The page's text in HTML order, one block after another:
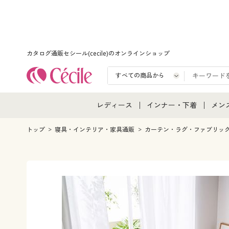
カタログ通販セシール(cecile)のオンラインショップ
レディース
レディース通販すべて
女性下着
インナー・下着
インナー・下着通販すべ
メン
メン
メン
トップ 寝具・インテリア・家具通販 カーテン・ラグ・ファブリッ